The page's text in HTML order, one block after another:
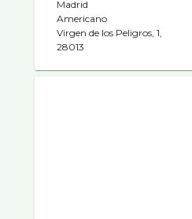
Madrid
Americano
Virgen de los Peligros, 1,
28013